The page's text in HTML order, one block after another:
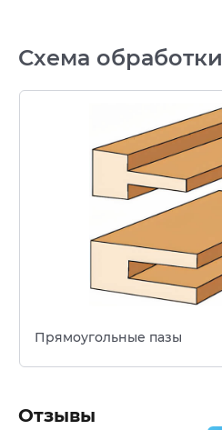
Схема обработки
Прямоугольные пазы
Отзывы